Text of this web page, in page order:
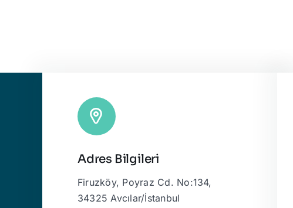
Adres Bilgileri
Firuzköy, Poyraz Cd. No:134,
34325 Avcılar/İstanbul